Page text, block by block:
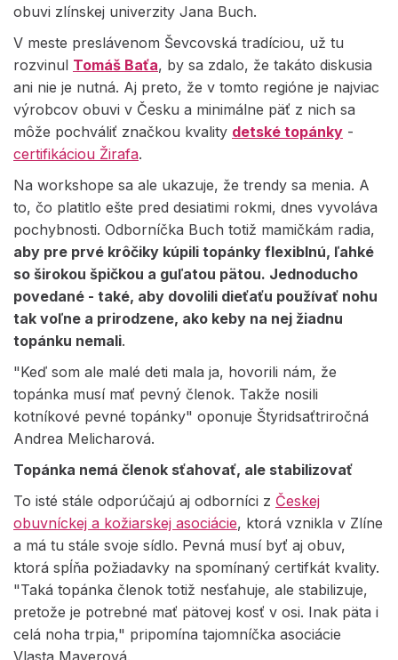
obuvi zlínskej univerzity Jana Buch.
V meste preslávenom Ševcovská tradíciou, už tu
rozvinul Tomáš Baťa, by sa zdalo, že takáto diskusia
ani nie je nutná. Aj preto, že v tomto regióne je najviac
výrobcov obuvi v Česku a minimálne päť z nich sa
môže pochváliť značkou kvality detské topánky -
certifikáciou Žirafa.
Na workshope sa ale ukazuje, že trendy sa menia. A
to, čo platitlo ešte pred desiatimi rokmi, dnes vyvoláva
pochybnosti. Odborníčka Buch totiž mamičkám radia,
aby pre prvé krôčiky kúpili topánky flexiblnú, ľahké
so širokou špičkou a guľatou pätou. Jednoducho
povedané - také, aby dovolili dieťaťu používať nohu
tak voľne a prirodzene, ako keby na nej žiadnu
topánku nemali.
"Keď som ale malé deti mala ja, hovorili nám, že
topánka musí mať pevný členok. Takže nosili
kotníkové pevné topánky" oponuje Štyridsaťtriročná
Andrea Melicharová.
Topánka nemá členok sťahovať, ale stabilizovať
To isté stále odporúčajú aj odborníci z Českej
obuvníckej a kožiarskej asociácie, ktorá vznikla v Zlíne
a má tu stále svoje sídlo. Pevná musí byť aj obuv,
ktorá spĺňa požiadavky na spomínaný certifkát kvality.
"Taká topánka členok totiž nesťahuje, ale stabilizuje,
pretože je potrebné mať pätovej kosť v osi. Inak päta i
celá noha trpia," pripomína tajomníčka asociácie
Vlasta Mayerová.